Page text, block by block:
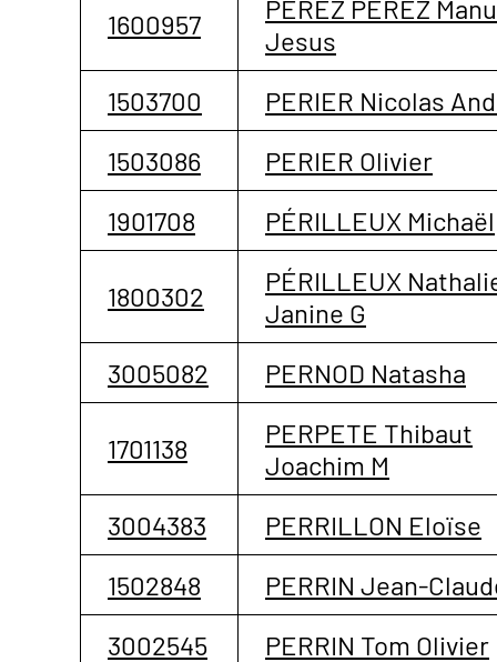
1600957
PEREZ PEREZ
Jesus
1503700
PERIER Nicolas
1503086
PERIER Olivier
1901708
PÉRILLEUX Michaël
1800302
PÉRILLEUX
Janine G
3005082
PERNOD Natasha
1701138
PERPETE Thibaut
Joachim M
3004383
PERRILLON Eloïse
1502848
PERRIN Jean-
3002545
PERRIN Tom Olivier